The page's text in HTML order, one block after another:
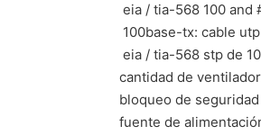
 eia / tia-568 100
 100base-tx: cable
 eia / tia-568 stp de
cantidad de
bloqueo de
fuente de